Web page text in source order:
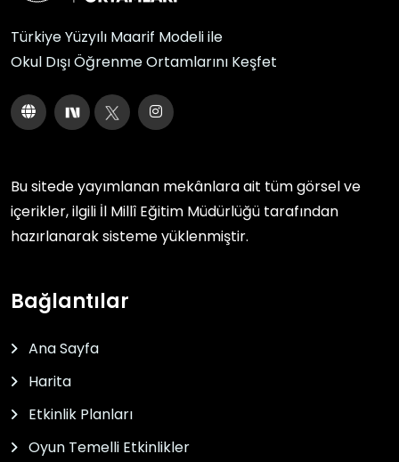
Türkiye Yüzyılı Maarif Modeli ile
Okul Dışı Öğrenme Ortamlarını Keşfet
Bu sitede yayımlanan mekânlara ait tüm görsel ve
içerikler, ilgili İl Millî Eğitim Müdürlüğü tarafından
hazırlanarak sisteme yüklenmiştir.
Bağlantılar
Ana Sayfa
Harita
Etkinlik Planları
Oyun Temelli Etkinlikler